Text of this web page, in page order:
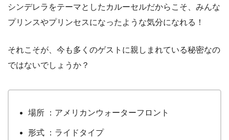
シンデレラをテーマとしたカルーセルだからこそ、みんな
プリンスやプリンセスになったような気分になれる！
それこそが、今も多くのゲストに親しまれている秘密なの
ではないでしょうか？
場所 ：アメリカンウォーターフロント
形式 ：ライドタイプ